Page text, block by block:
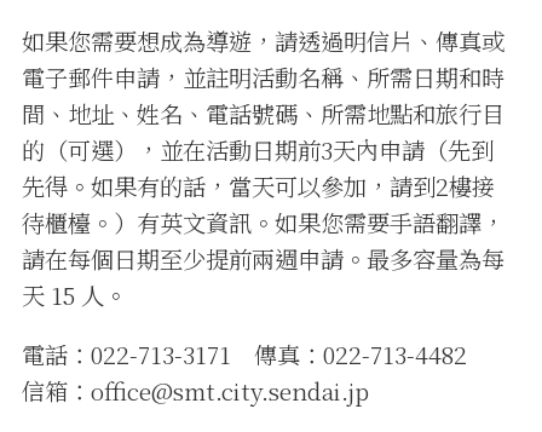
如果您需要想成為導遊，請透過明信片、傳真或
電子郵件申請，並註明活動名稱、所需日期和時
間、地址、姓名、電話號碼、所需地點和旅行目
的（可選），並在活動日期前3天內申請（先到
先得。如果有的話，當天可以參加，請到2樓接
待櫃檯。）有英文資訊。如果您需要手語翻譯，
請在每個日期至少提前兩週申請。最多容量為每
天 15 人。
電話：022-713-3171 傳真：022-713-4482
信箱：office@smt.city.sendai.jp